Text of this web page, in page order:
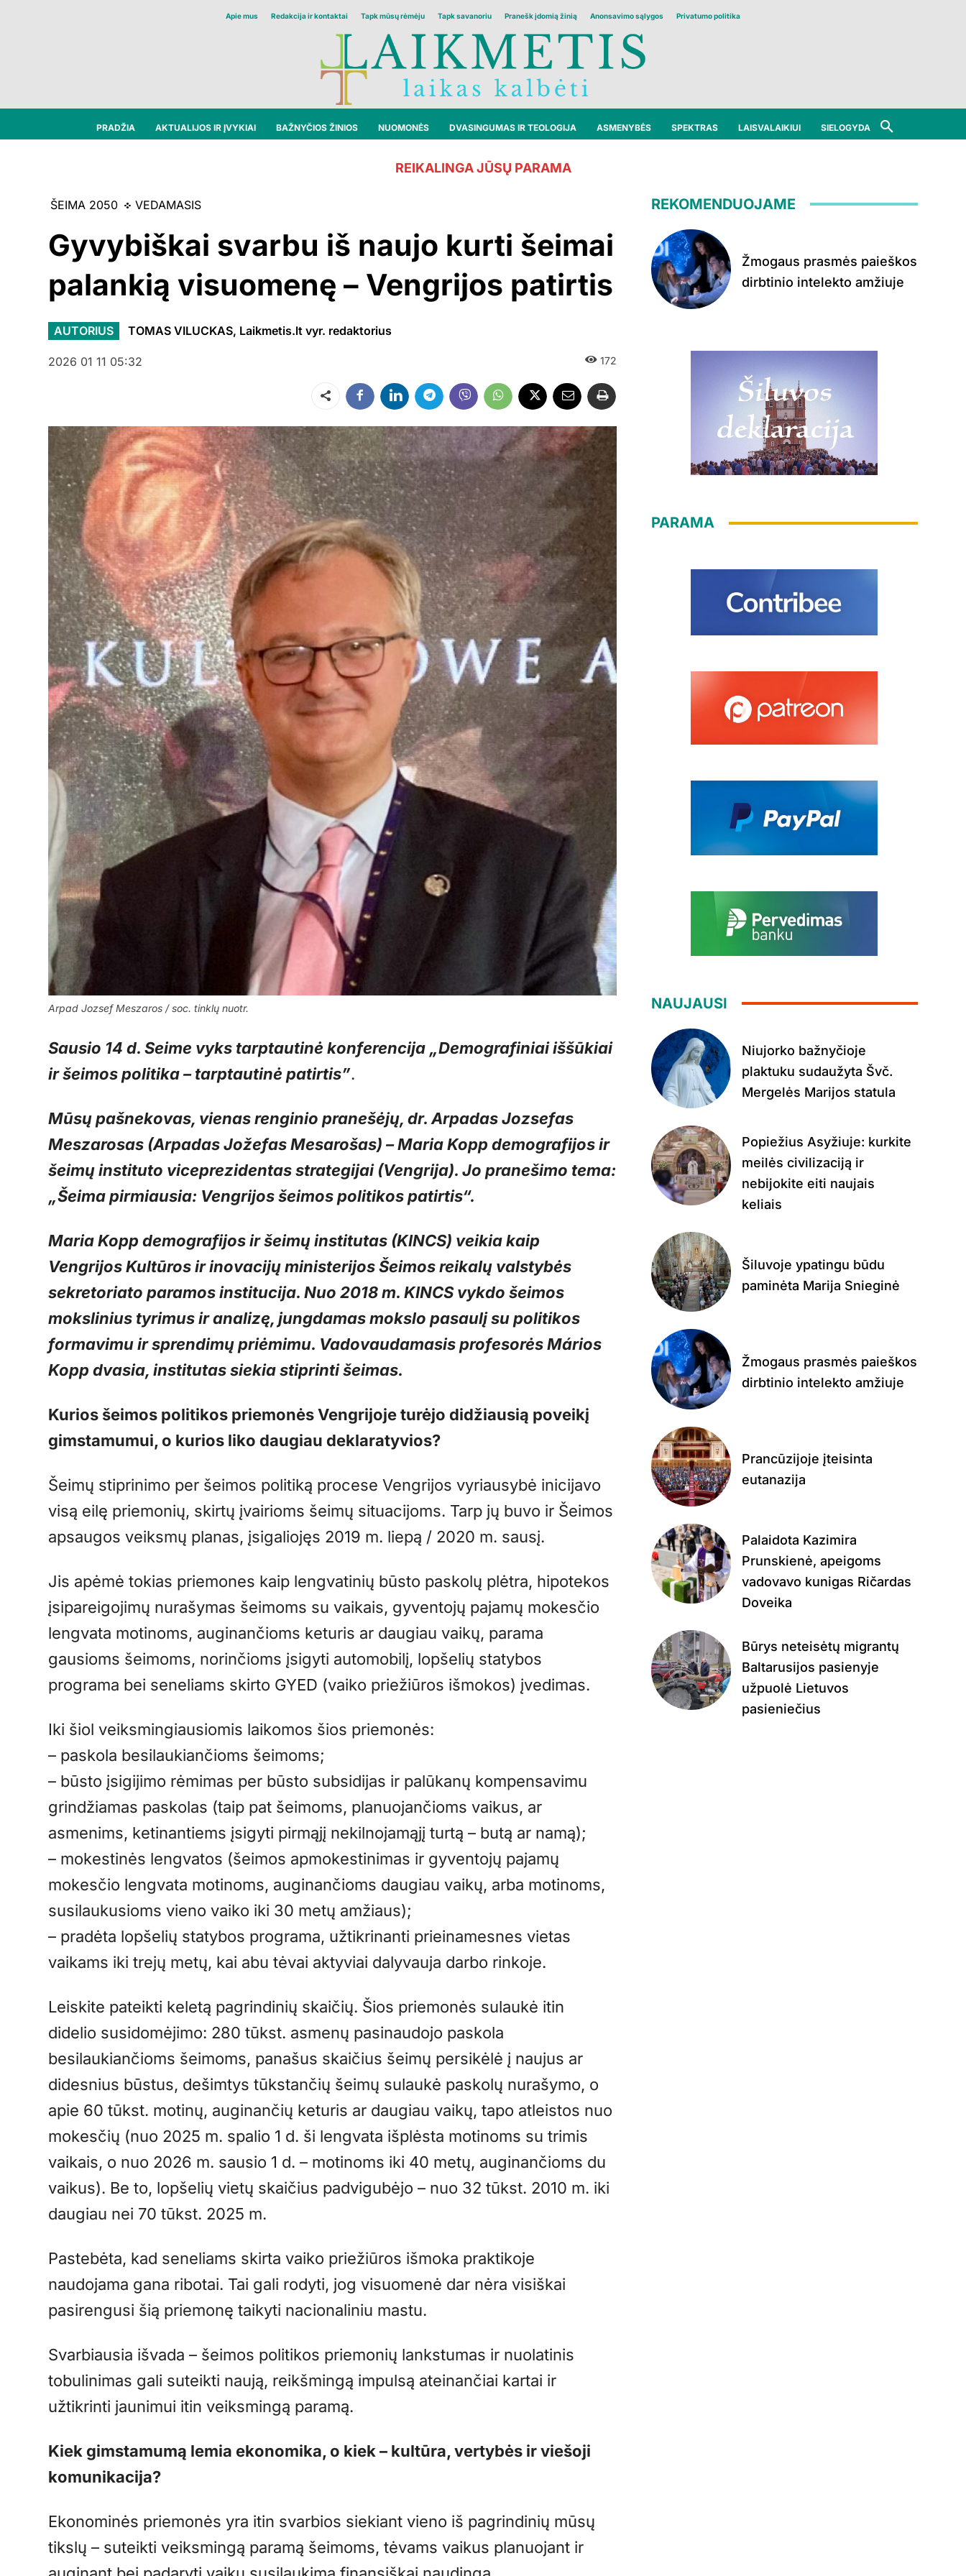
Apie mus Redakcija ir kontaktai Tapk mūsų rėmėju Tapk savanoriu Pranešk įdomią žinią Anonsavimo sąlygos Privatumo politika
PRADŽIA AKTUALIJOS IR ĮVYKIAI BAŽNYČIOS ŽINIOS NUOMONĖS DVASINGUMAS IR TEOLOGIJA ASMENYBĖS SPEKTRAS LAISVALAIKIUI SIELOGYDA
REIKALINGA JŪSŲ PARAMA
ŠEIMA 2050 VEDAMASIS
Gyvybiškai svarbu iš naujo kurti šeimai
palankią visuomenę – Vengrijos patirtis
AUTORIUS TOMAS VILUCKAS, Laikmetis.lt vyr. redaktorius
2026 01 11 05:32 172
Dalintis
Arpad Jozsef Meszaros / soc. tinklų nuotr.
Sausio 14 d. Seime vyks tarptautinė konferencija „Demografiniai iššūkiai
ir šeimos politika – tarptautinė patirtis”.
Mūsų pašnekovas, vienas renginio pranešėjų, dr. Arpadas Jozsefas
Meszarosas (Arpadas Jožefas Mesarošas) – Maria Kopp demografijos ir
šeimų instituto viceprezidentas strategijai (Vengrija). Jo pranešimo tema:
„Šeima pirmiausia: Vengrijos šeimos politikos patirtis“.
Maria Kopp demografijos ir šeimų institutas (KINCS) veikia kaip
Vengrijos Kultūros ir inovacijų ministerijos Šeimos reikalų valstybės
sekretoriato paramos institucija. Nuo 2018 m. KINCS vykdo šeimos
mokslinius tyrimus ir analizę, jungdamas mokslo pasaulį su politikos
formavimu ir sprendimų priėmimu. Vadovaudamasis profesorės Mários
Kopp dvasia, institutas siekia stiprinti šeimas.
Kurios šeimos politikos priemonės Vengrijoje turėjo didžiausią poveikį
gimstamumui, o kurios liko daugiau deklaratyvios?
Šeimų stiprinimo per šeimos politiką procese Vengrijos vyriausybė inicijavo
visą eilę priemonių, skirtų įvairioms šeimų situacijoms. Tarp jų buvo ir Šeimos
apsaugos veiksmų planas, įsigaliojęs 2019 m. liepą / 2020 m. sausį.
Jis apėmė tokias priemones kaip lengvatinių būsto paskolų plėtra, hipotekos
įsipareigojimų nurašymas šeimoms su vaikais, gyventojų pajamų mokesčio
lengvata motinoms, auginančioms keturis ar daugiau vaikų, parama
gausioms šeimoms, norinčioms įsigyti automobilį, lopšelių statybos
programa bei seneliams skirto GYED (vaiko priežiūros išmokos) įvedimas.
Iki šiol veiksmingiausiomis laikomos šios priemonės:
– paskola besilaukiančioms šeimoms;
– būsto įsigijimo rėmimas per būsto subsidijas ir palūkanų kompensavimu
grindžiamas paskolas (taip pat šeimoms, planuojančioms vaikus, ar
asmenims, ketinantiems įsigyti pirmąjį nekilnojamąjį turtą – butą ar namą);
– mokestinės lengvatos (šeimos apmokestinimas ir gyventojų pajamų
mokesčio lengvata motinoms, auginančioms daugiau vaikų, arba motinoms,
susilaukusioms vieno vaiko iki 30 metų amžiaus);
– pradėta lopšelių statybos programa, užtikrinanti prieinamesnes vietas
vaikams iki trejų metų, kai abu tėvai aktyviai dalyvauja darbo rinkoje.
Leiskite pateikti keletą pagrindinių skaičių. Šios priemonės sulaukė itin
didelio susidomėjimo: 280 tūkst. asmenų pasinaudojo paskola
besilaukiančioms šeimoms, panašus skaičius šeimų persikėlė į naujus ar
didesnius būstus, dešimtys tūkstančių šeimų sulaukė paskolų nurašymo, o
apie 60 tūkst. motinų, auginančių keturis ar daugiau vaikų, tapo atleistos nuo
mokesčių (nuo 2025 m. spalio 1 d. ši lengvata išplėsta motinoms su trimis
vaikais, o nuo 2026 m. sausio 1 d. – motinoms iki 40 metų, auginančioms du
vaikus). Be to, lopšelių vietų skaičius padvigubėjo – nuo 32 tūkst. 2010 m. iki
daugiau nei 70 tūkst. 2025 m.
Pastebėta, kad seneliams skirta vaiko priežiūros išmoka praktikoje
naudojama gana ribotai. Tai gali rodyti, jog visuomenė dar nėra visiškai
pasirengusi šią priemonę taikyti nacionaliniu mastu.
Svarbiausia išvada – šeimos politikos priemonių lankstumas ir nuolatinis
tobulinimas gali suteikti naują, reikšmingą impulsą ateinančiai kartai ir
užtikrinti jaunimui itin veiksmingą paramą.
Kiek gimstamumą lemia ekonomika, o kiek – kultūra, vertybės ir viešoji
komunikacija?
Ekonominės priemonės yra itin svarbios siekiant vieno iš pagrindinių mūsų
tikslų – suteikti veiksmingą paramą šeimoms, tėvams vaikus planuojant ir
REKOMENDUOJAME
Žmogaus prasmės paieškos
dirbtinio intelekto amžiuje
PARAMA
NAUJAUSI
Niujorko bažnyčioje
plaktuku sudaužyta Švč.
Mergelės Marijos statula
Popiežius Asyžiuje: kurkite
meilės civilizaciją ir
nebijokite eiti naujais
keliais
Šiluvoje ypatingu būdu
paminėta Marija Snieginė
Žmogaus prasmės paieškos
dirbtinio intelekto amžiuje
Prancūzijoje įteisinta
eutanazija
Palaidota Kazimira
Prunskienė, apeigoms
vadovavo kunigas Ričardas
Doveika
Būrys neteisėtų migrantų
Baltarusijos pasienyje
užpuolė Lietuvos
pasieniečius